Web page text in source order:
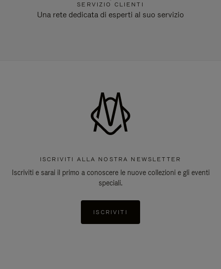
SERVIZIO CLIENTI
Una rete dedicata di esperti al suo servizio
ISCRIVITI ALLA NOSTRA NEWSLETTER
Iscriviti e sarai il primo a conoscere le nuove collezioni e gli eventi
speciali.
ISCRIVITI